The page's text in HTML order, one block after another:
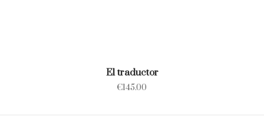
El traductor
€145.00